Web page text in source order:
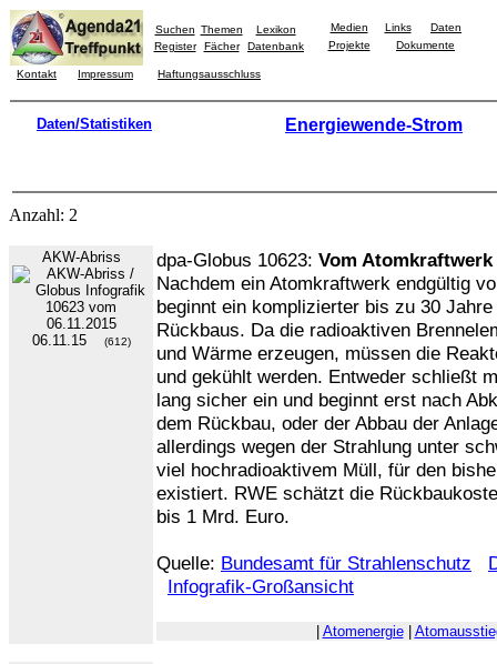
Suchen Themen
Lexikon
Register
Fächer Datenbank
Medien Links
Daten
Projekte
Dokumente
Kontakt Impressum Haftungsausschluss
Daten/Statistiken Energiewende-Strom
Anzahl: 2
AKW-Abriss
06.11.15 (612)
dpa-Globus 10623: Vom
Nachdem ein Atomkraftwerk endgültig
beginnt ein komplizierter bis zu 30
Rückbaus. Da die radioaktiven
und Wärme erzeugen, müssen die
und gekühlt werden. Entweder schließt
lang sicher ein und beginnt erst nach
dem Rückbau, oder der Abbau der
allerdings wegen der Strahlung unter
viel hochradioaktivem Müll, für den
existiert. RWE schätzt die
bis 1 Mrd. Euro.
Quelle: Bundesamt für Strahlenschutz
Infografik-Großansicht
Atomenergie|